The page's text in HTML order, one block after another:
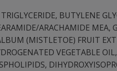
BUTYLENE
ARACHAMIDE MEA,
(MISTLETOE) FRUIT
VEGETABLE